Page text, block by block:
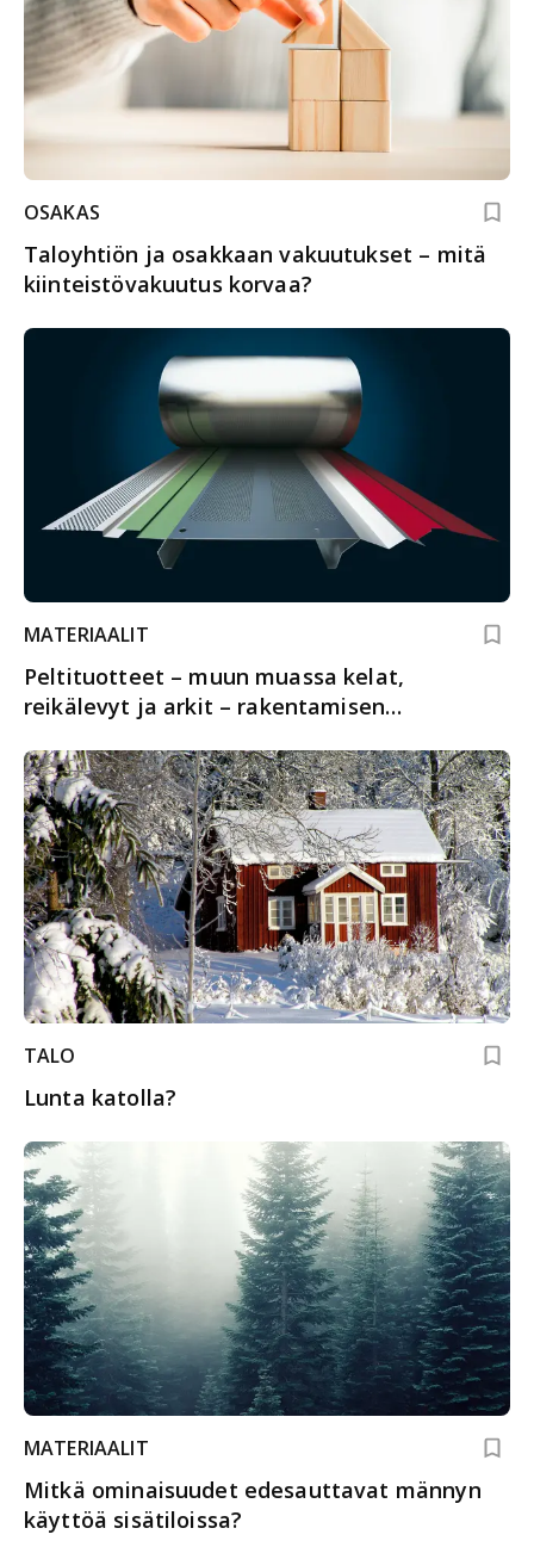
OSAKAS
Taloyhtiön ja osakkaan vakuutukset – mitä
kiinteistövakuutus korvaa?
MATERIAALIT
Peltituotteet – muun muassa kelat,
reikälevyt ja arkit – rakentamisen
TALO
Lunta katolla?
MATERIAALIT
Mitkä ominaisuudet edesauttavat männyn
käyttöä sisätiloissa?